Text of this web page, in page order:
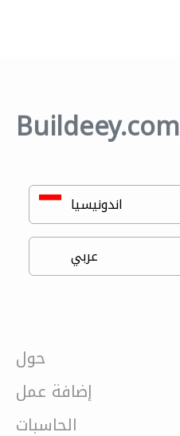
Buildeey.com
حول
إضافة عمل
الحاسبات